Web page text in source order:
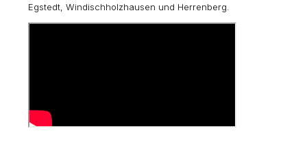
Egstedt, Windischholzhausen und Herrenberg.